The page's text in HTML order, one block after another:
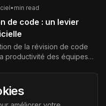
• min read
de code : un levier
de la révision de code
productivité des équipes
read